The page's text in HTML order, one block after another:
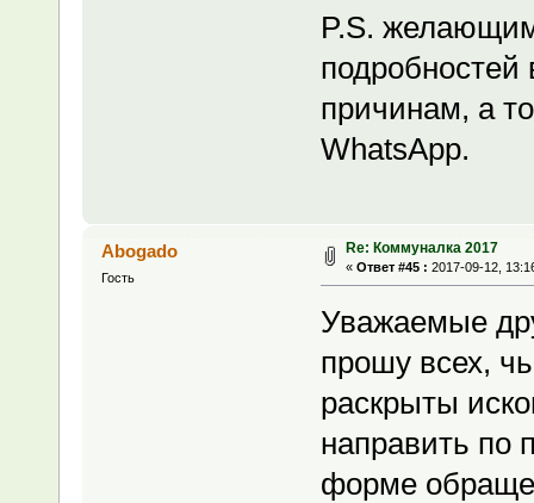
P.S.
причинам, а
WhatsApp.
Abogado
Гость
Re: Коммуналка 2017
« Ответ #45 : 2017-09-12,
Уважаемые
прошу всех,
раскрыты
направить по
форме